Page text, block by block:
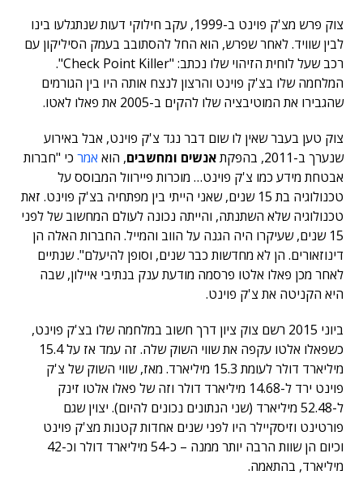
צוק פרש מצ'ק פוינט ב-1999, עקב חילוקי דעות שנתגלעו בינו
לבין שוויד. לאחר שפרש, הוא החל להסתובב בעמק הסיליקון עם
רכב שעל לוחית הזיהוי שלו נכתב: "Check Point Killer".
המלחמה שלו בצ'ק פוינט והרצון לנצח אותה היו בין הגורמים
שהגבירו את המוטיבציה שלו להקים ב-2005 את פאלו לאטו.
צוק טען בעבר שאין לו שום דבר נגד צ'ק פוינט, אבל באירוע
שנערך ב-2011, בהפקת
אנשים ומחשבים, הוא אמר כי "חברות
אבטחת מידע כמו צ'ק פוינט… מוכרות פיירוול המבוסס על
טכנולוגיה בת 15 שנים, שאני הייתי בין מפתחיה בצ'ק פוינט. זאת
טכנולוגיה שלא השתנתה, והייתה נכונה לעולם המחשוב של לפני
15 שנים, שעיקרו היה הגנה על הווב והמייל. החברות האלה הן
דינוזאורים. הן לא מחדשות כבר שנים, וסופן להיעלם". שנתיים
לאחר מכן פאלו אלטו פרסמה מודעת ענק בנתיבי איילון, שבה
היא הקניטה את צ'ק פוינט.
ביוני 2015 רשם צוק ציון דרך חשוב במלחמה שלו בצ'ק פוינט,
כשפאלו אלטו עקפה את שווי השוק שלה. זה עמד אז על 15.4
מיליארד דולר לעומת 15.3 מיליארד. מאז, שווי השוק של צ'ק
פוינט ירד ל-14.68 מיליארד דולר וזה של פאלו אלטו זינק
ל-52.48 מיליארד (שני הנתונים נכונים להיום). יצוין שגם
פורטינט וזיסקיילר היו לפני שנים אחדות קטנות מצ'ק פוינט
וכיום הן שוות הרבה יותר ממנה – כ-54 מיליארד דולר וכ-42
מיליארד, בהתאמה.